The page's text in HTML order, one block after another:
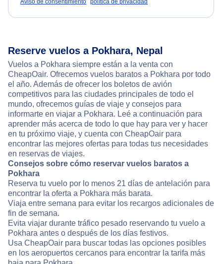
Aviso de consentimiento política de privacidad
Reserve vuelos a Pokhara, Nepal
Vuelos a Pokhara siempre están a la venta con
CheapOair. Ofrecemos vuelos baratos a Pokhara por todo
el año. Además de ofrecer los boletos de avión
competitivos para las ciudades principales de todo el
mundo, ofrecemos guías de viaje y consejos para
informarte en viajar a Pokhara. Leé a continuación para
aprender más acerca de todo lo que hay para ver y hacer
en tu próximo viaje, y cuenta con CheapOair para
encontrar las mejores ofertas para todas tus necesidades
en reservas de viajes.
Consejos sobre cómo reservar vuelos baratos a
Pokhara
Reserva tu vuelo por lo menos 21 días de antelación para
encontrar la oferta a Pokhara más barata.
Viaja entre semana para evitar los recargos adicionales de
fin de semana.
Evita viajar durante tráfico pesado reservando tu vuelo a
Pokhara antes o después de los días festivos.
Usa CheapOair para buscar todas las opciones posibles
en los aeropuertos cercanos para encontrar la tarifa más